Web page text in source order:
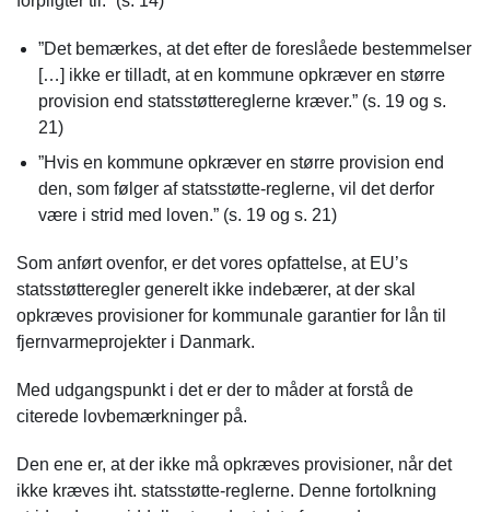
”Det bemærkes, at det efter de foreslåede bestemmelser
[…] ikke er tilladt, at en kommune opkræver en større
provision end statsstøttereglerne kræver.” (s. 19 og s.
21)
”Hvis en kommune opkræver en større provision end
den, som følger af statsstøtte-reglerne, vil det derfor
være i strid med loven.” (s. 19 og s. 21)
Som anført ovenfor, er det vores opfattelse, at EU’s
statsstøtteregler generelt ikke indebærer, at der skal
opkræves provisioner for kommunale garantier for lån til
fjernvarmeprojekter i Danmark.
Med udgangspunkt i det er der to måder at forstå de
citerede lovbemærkninger på.
Den ene er, at der ikke må opkræves provisioner, når det
ikke kræves iht. statsstøtte-reglerne. Denne fortolkning